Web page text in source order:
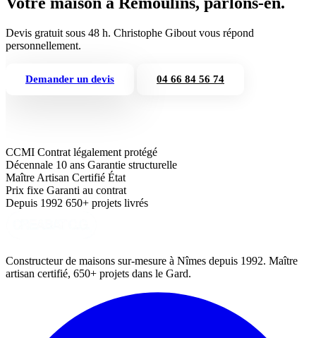
Devis gratuit sous 48 h. Christophe Gibout vous répond
personnellement.
Demander un devis 04 66 84 56 74
CCMI Contrat légalement protégé
Décennale 10 ans Garantie structurelle
Maître Artisan Certifié État
Prix fixe Garanti au contrat
Depuis 1992 650+ projets livrés
Constructeur de maisons sur-mesure à Nîmes depuis 1992. Maître
artisan certifié, 650+ projets dans le Gard.